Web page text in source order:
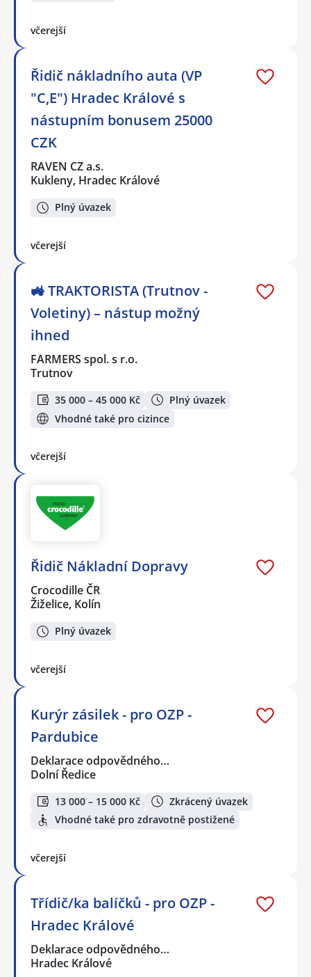
včerejší
Řidič nákladního auta (VP
"C,E") Hradec Králové s
nástupním bonusem 25000
CZK
RAVEN CZ a.s.
Kukleny, Hradec Králové
Plný úvazek
včerejší
🚜 TRAKTORISTA (Trutnov -
Voletiny) – nástup možný
ihned
FARMERS spol. s r.o.
Trutnov
35 000 – 45 000 Kč
Plný úvazek
Vhodné také pro cizince
včerejší
Řidič Nákladní Dopravy
Crocodille ČR
Žiželice, Kolín
Plný úvazek
včerejší
Kurýr zásilek - pro OZP -
Pardubice
Deklarace odpovědného…
Dolní Ředice
13 000 – 15 000 Kč
Zkrácený úvazek
Vhodné také pro zdravotně postižené
včerejší
Třídič/ka balíčků - pro OZP -
Hradec Králové
Deklarace odpovědného…
Hradec Králové